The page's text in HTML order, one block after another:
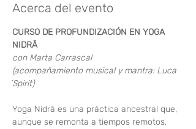
Acerca del evento
CURSO DE PROFUNDIZACIÓN EN YOGA
NIDRĀ
con Marta Carrascal
(acompañamiento musical y mantra: Luca
́Spirit)
Yoga Nidrā es una práctica ancestral que,
aunque se remonta a tiempos remotos,